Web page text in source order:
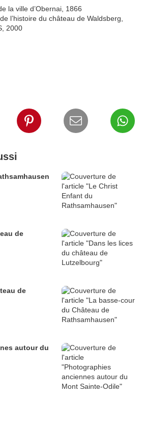
la ville d’Obernai, 1866
l’histoire du château de Waldsberg,
2000
de
de
autour du